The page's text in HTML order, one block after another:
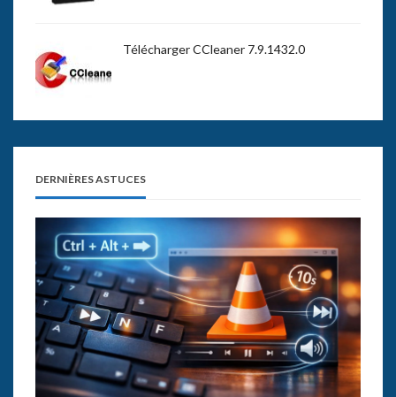
Télécharger CCleaner 7.9.1432.0
DERNIÈRES ASTUCES